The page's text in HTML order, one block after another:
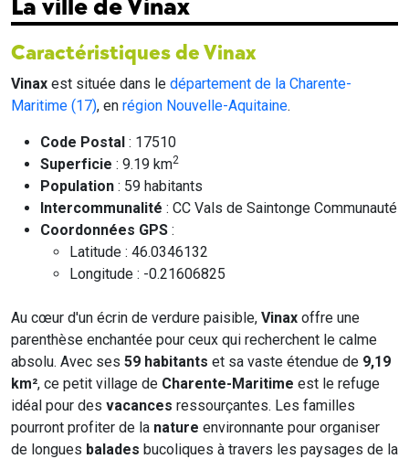
La ville de Vinax
Caractéristiques de Vinax
Vinax est située dans le département de la Charente-
Maritime (17), en région Nouvelle-Aquitaine.
Code Postal : 17510
Superficie : 9.19 km2
Population : 59 habitants
Intercommunalité : CC Vals de Saintonge Communauté
Coordonnées GPS :
Latitude : 46.0346132
Longitude : -0.21606825
Au cœur d'un écrin de verdure paisible, Vinax offre une
parenthèse enchantée pour ceux qui recherchent le calme
absolu. Avec ses 59 habitants et sa vaste étendue de 9,19
km², ce petit village de Charente-Maritime est le refuge
idéal pour des vacances ressourçantes. Les familles
pourront profiter de la nature environnante pour organiser
de longues balades bucoliques à travers les paysages de la